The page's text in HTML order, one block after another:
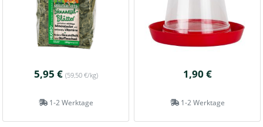
5,95 € (59,50 €/kg)
1-2 Werktage
1,90 €
1-2 Werktage